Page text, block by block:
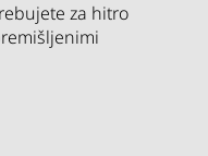
za hitro